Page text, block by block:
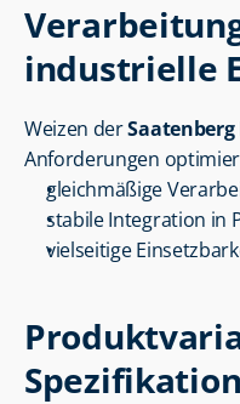
industrielle
Weizen der Saatenberg
Anforderungen
gleichmäßige
stabile Integration in
vielseitige